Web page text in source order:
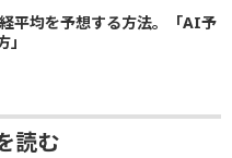
平均を予想する方法。「AI予
読む